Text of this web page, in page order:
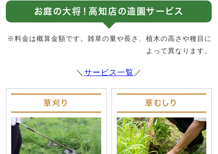
お庭の大将！高知店の造園サービス
※料金は概算金額です。雑草の量や長さ、植木の高さや種目に
よって異なります。
＼ サービス一覧 ／
草刈り 草むしり